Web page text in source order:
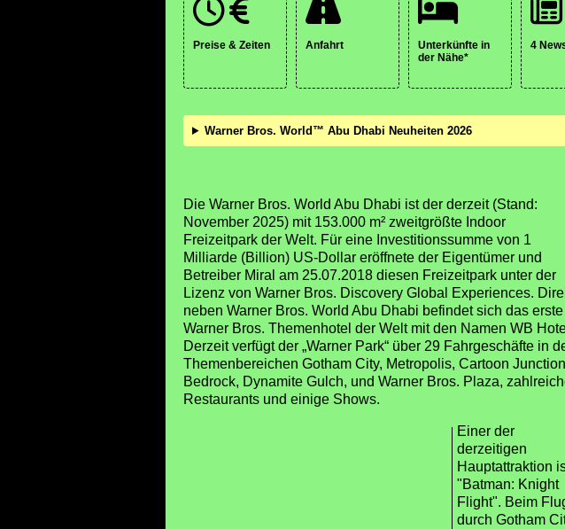
Preise & Zeiten Anfahrt
Unterkünfte in
der Nähe*
4
Warner Bros. World™ Abu Dhabi Neuheiten 2026
Die Warner Bros. World Abu Dhabi ist der derzeit (Stand:
November 2025) mit 153.000 m² zweitgrößte Indoor
Freizeitpark der Welt. Für eine Investitionssumme von 1
Milliarde (Billion) US-Dollar eröffnete der Eigentümer und
Betreiber Miral am 25.07.2018 diesen Freizeitpark unter der
Lizenz von Warner Bros. Discovery Global Experiences.
neben Warner Bros. World Abu Dhabi befindet sich das erste
Warner Bros. Themenhotel der Welt mit den Namen WB
Derzeit verfügt der „Warner Park“ über 29 Fahrgeschäfte in
Themenbereichen Gotham City, Metropolis, Cartoon
Bedrock, Dynamite Gulch, und Warner Bros. Plaza,
Restaurants und einige Shows.
Einer der
derzeitigen
Hauptattraktion
"Batman: Knight
Flight". Beim
durch Gotham